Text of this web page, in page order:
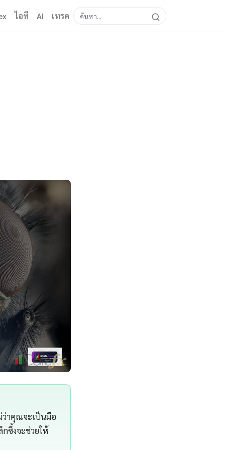
ไอที AI เทรด
ว่าคุณจะเป็นมือ
ซึ้งจะช่วยให้